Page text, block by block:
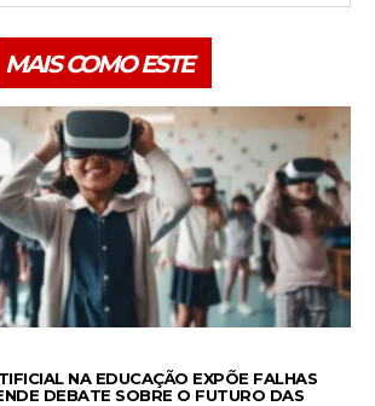
MAIS COMO ESTE
NA EDUCAÇÃO EXPÕE FALHAS
DEBATE SOBRE O FUTURO DAS